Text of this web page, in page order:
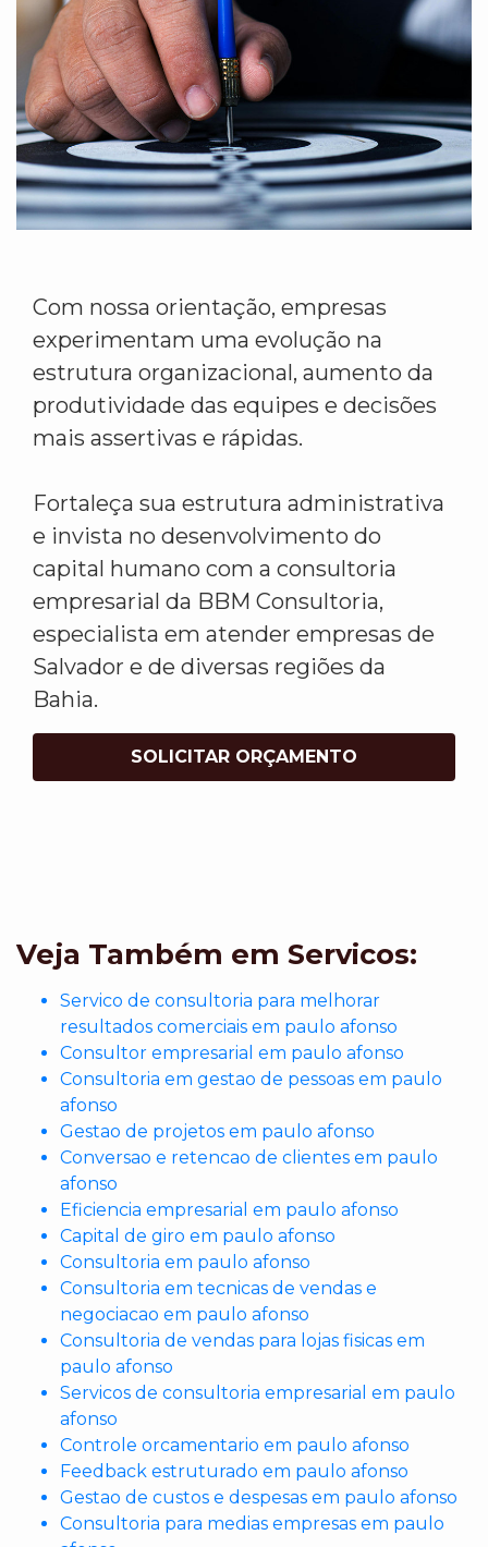
Com nossa orientação, empresas
experimentam uma evolução na
estrutura organizacional, aumento da
produtividade das equipes e decisões
mais assertivas e rápidas.
Fortaleça sua estrutura administrativa
e invista no desenvolvimento do
capital humano com a consultoria
empresarial da BBM Consultoria,
especialista em atender empresas de
Salvador e de diversas regiões da
Bahia.
SOLICITAR ORÇAMENTO
Veja Também em Servicos:
Servico de consultoria para melhorar
resultados comerciais em paulo afonso
Consultor empresarial em paulo afonso
Consultoria em gestao de pessoas em paulo
afonso
Gestao de projetos em paulo afonso
Conversao e retencao de clientes em paulo
afonso
Eficiencia empresarial em paulo afonso
Capital de giro em paulo afonso
Consultoria em paulo afonso
Consultoria em tecnicas de vendas e
negociacao em paulo afonso
Consultoria de vendas para lojas fisicas em
paulo afonso
Servicos de consultoria empresarial em paulo
afonso
Controle orcamentario em paulo afonso
Feedback estruturado em paulo afonso
Gestao de custos e despesas em paulo afonso
Consultoria para medias empresas em paulo